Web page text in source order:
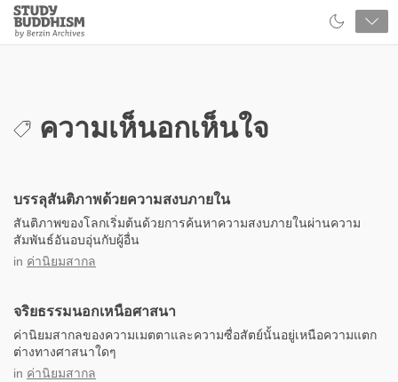
Close
Study
Buddhism
ความเห็นอกเห็นใจ
บรรลุสันติภาพด้วยความสงบภายใน
สันติภาพของโลกเริ่มต้นด้วยการค้นหาความสงบภายในผ่านความ
สัมพันธ์อันอบอุ่นกับผู้อื่น
in ค่านิยมสากล
จริยธรรมนอกเหนือศาสนา
ค่านิยมสากลของความเมตตาและความซื่อสัตย์นั้นอยู่เหนือความแตก
ต่างทางศาสนาใดๆ
in ค่านิยมสากล